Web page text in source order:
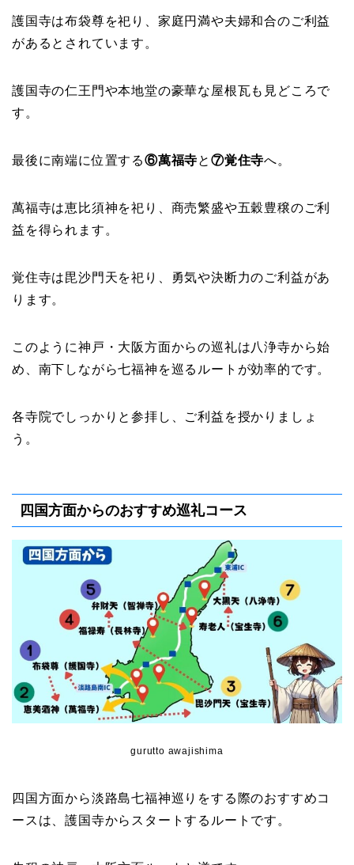
護国寺は布袋尊を祀り、家庭円満や夫婦和合のご利益
があるとされています。
護国寺の仁王門や本地堂の豪華な屋根瓦も見どころで
す。
最後に南端に位置する⑥萬福寺と⑦覚住寺へ。
萬福寺は恵比須神を祀り、商売繁盛や五穀豊穣のご利
益を得られます。
覚住寺は毘沙門天を祀り、勇気や決断力のご利益があ
ります。
このように神戸・大阪方面からの巡礼は八浄寺から始
め、南下しながら七福神を巡るルートが効率的です。
各寺院でしっかりと参拝し、ご利益を授かりましょ
う。
四国方面からのおすすめ巡礼コース
gurutto awajishima
四国方面から淡路島七福神巡りをする際のおすすめコ
ースは、護国寺からスタートするルートです。